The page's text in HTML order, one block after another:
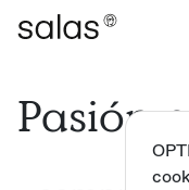
Pasión